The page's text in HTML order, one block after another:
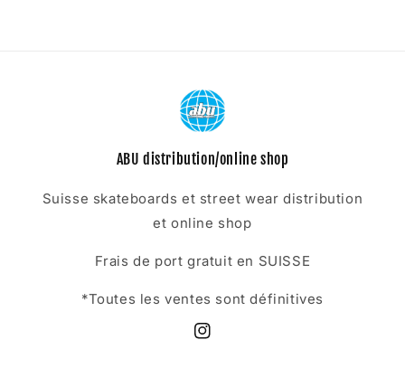
ABU distribution/online shop
Suisse skateboards et street wear distribution
et online shop
Frais de port gratuit en SUISSE
*Toutes les ventes sont définitives
Instagram